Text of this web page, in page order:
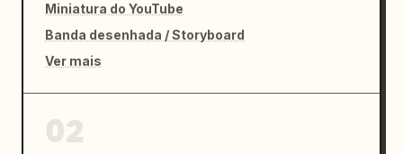
Miniatura do YouTube
Banda desenhada / Storyboard
Ver mais